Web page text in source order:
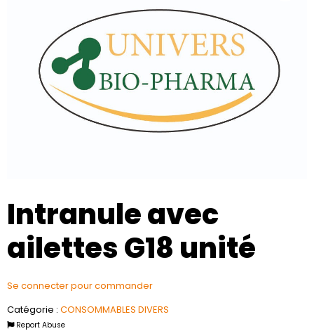
Intranule avec
ailettes G18 unité
Se connecter pour commander
Catégorie : CONSOMMABLES DIVERS
Report Abuse